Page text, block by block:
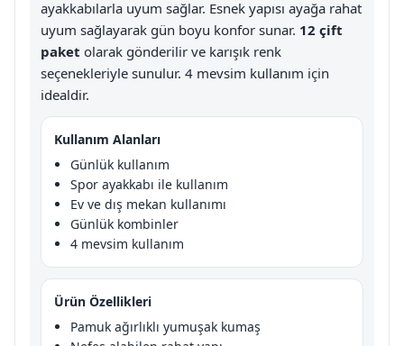
ayakkabılarla uyum sağlar. Esnek yapısı ayağa rahat
uyum sağlayarak gün boyu konfor sunar. 12 çift
paket olarak gönderilir ve karışık renk
seçenekleriyle sunulur. 4 mevsim kullanım için
idealdir.
Kullanım Alanları
Günlük kullanım
Spor ayakkabı ile kullanım
Ev ve dış mekan kullanımı
Günlük kombinler
4 mevsim kullanım
Ürün Özellikleri
Pamuk ağırlıklı yumuşak kumaş